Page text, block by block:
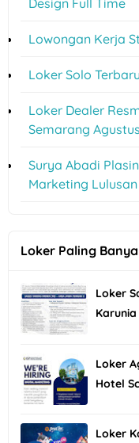
Design Full Time
Lowongan Kerja
Loker Solo
Loker Dealer
Semarang
Surya Abadi
Marketing Lulusan
Loker Paling
Loker
Loker
Hotel
Loker